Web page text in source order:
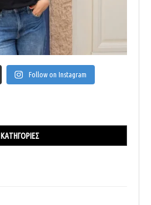
Follow on Instagram
ΚΑΤΗΓΟΡΊΕΣ